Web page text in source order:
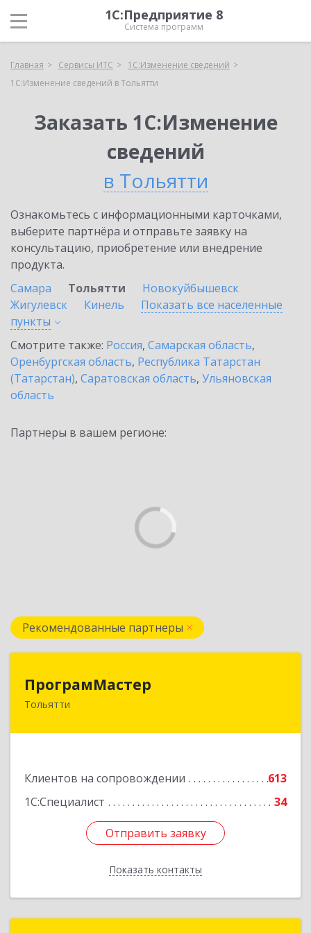
1С:Предприятие 8
Система программ
Главная Сервисы ИТС
1С:Изменение сведений
1С:Изменение сведений в Тольятти
Заказать 1С:Изменение
сведений
в Тольятти
Ознакомьтесь с информационными карточками,
выберите партнёра и отправьте заявку на
консультацию, приобретение или внедрение
продукта.
Самара
Тольятти
Новокуйбышевск
Жигулевск
Кинель
Показать все населенные
пункты
Смотрите также: Россия, Самарская область,
Оренбургская область, Республика Татарстан
(Татарстан), Саратовская область, Ульяновская
область
Партнеры в вашем регионе:
Рекомендованные партнеры
ПрограмМастер
Тольятти
Клиентов на сопровождении
613
1С:Специалист
34
Отправить заявку
Показать контакты
Отправить заявку
Назад